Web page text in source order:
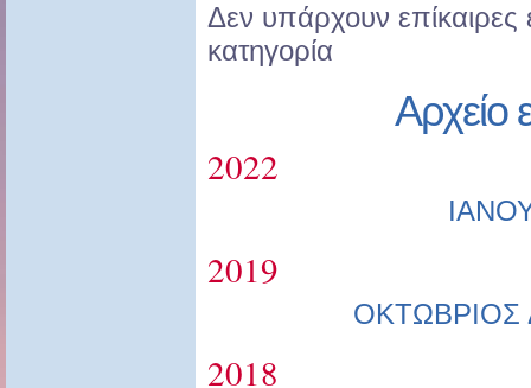
Δεν υπάρχουν επίκαιρες
κατηγορία
Αρχείο
2022
2019
ΟΚΤΩΒΡΙΟΣ
2018